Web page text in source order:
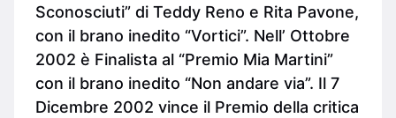
Sconosciuti” di Teddy Reno e Rita Pavone,
con il brano inedito “Vortici”. Nell’ Ottobre
2002 è Finalista al “Premio Mia Martini”
con il brano inedito “Non andare via”. Il 7
Dicembre 2002 vince il Premio della critica